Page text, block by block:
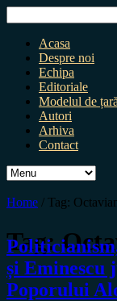
for:
Acasa
Despre noi
Echipa
Editoriale
Modelul de țară
Autori
Arhiva
Contact
Home / Tag:
Tag:
și Eminescu
Poporului